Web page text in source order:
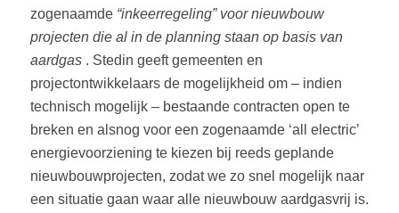
zogenaamde“inkeerregeling” voor nieuwbouw
projecten die al in de planning staan op basis van
aardgas. Stedin geeft gemeenten en
projectontwikkelaars de mogelijkheid om – indien
technisch mogelijk – bestaande contracten open te
breken en alsnog voor een zogenaamde ‘all electric’
energievoorziening te kiezen bij reeds geplande
nieuwbouwprojecten, zodat we zo snel mogelijk naar
een situatie gaan waar alle nieuwbouw aardgasvrij is.